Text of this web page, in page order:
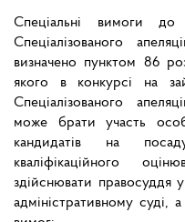
Спеціальні вимоги
Спеціалізованого
визначено пунктом 86
якого в конкурсі на
Спеціалізованого
може брати участь
кандидатів на
кваліфікаційного
здійснювати правосуддя
адміністративному суді,